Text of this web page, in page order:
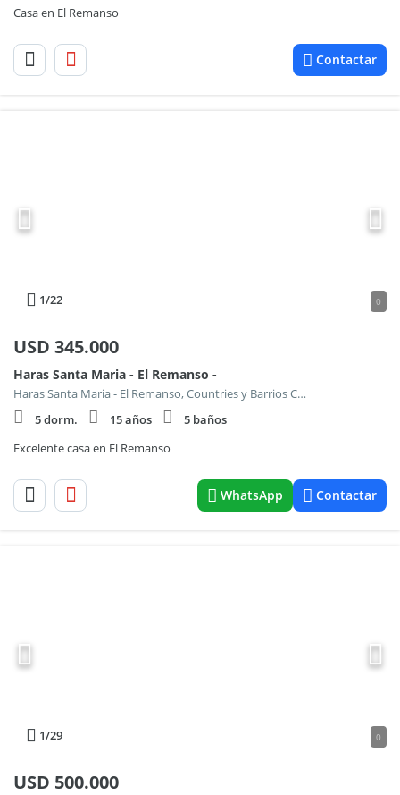
Casa en El Remanso
Contactar
1/22 0
USD 345.000
Haras Santa Maria - El Remanso -
Haras Santa Maria - El Remanso, Countries y Barrios Cerrados en Escobar
5 dorm.
15 años
5 baños
Excelente casa en El Remanso
WhatsApp Contactar
1/29 0
USD 500.000